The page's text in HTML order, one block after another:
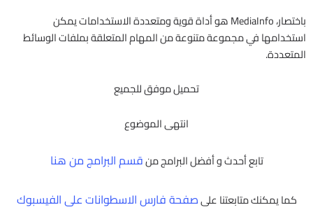
باختصار، MediaInfo هو أداة قوية ومتعددة الاستخدامات يمكن
استخدامها في مجموعة متنوعة من المهام المتعلقة بملفات الوسائط
المتعددة.
تحميل موفق للجميع
انتهى الموضوع
تابع أحدث و أفضل البرامج منقسم البرامج من هنا
كما يمكنك متابعتنا علىصفحة فارس الاسطوانات على الفيسبوك